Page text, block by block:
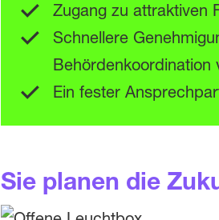
Zugang zu attraktiven
Schnellere
Behördenkoordination
Ein fester
Sie planen die